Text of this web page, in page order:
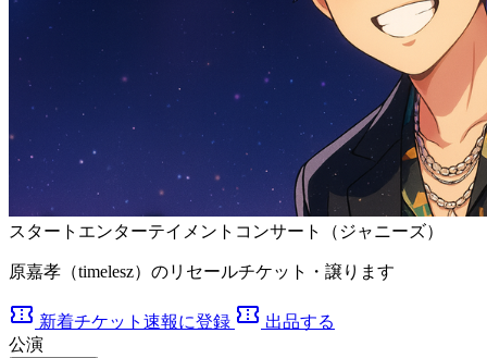
スタートエンターテイメントコンサート（ジャニーズ）
原嘉孝（timelesz）のリセールチケット・譲ります
confirmation_number 新着チケット速報に登録 confirmation_number 出品する
公演